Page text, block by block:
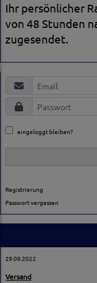
Ihr persönlicher
von 48 Stunden
zugesendet.
eingeloggt bleiben?
Registrierung
Passwort vergessen
29.09.2022
Versand